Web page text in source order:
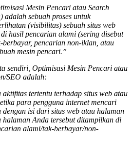
Mesin Pencari atau Search
adalah sebuah proses untuk
(visibilitas) sebuah situs web
hasil pencarian alami (sering disebut
berbayar, pencarian non-iklan, atau
mesin pencari.”
sendiri, Optimisasi Mesin Pencari atau
SEO adalah:
aktifitas tertentu terhadap situs web atau
para pengguna internet mencari
dengan isi dari situs web atau halaman
halaman Anda tersebut ditampilkan di
alami/tak-berbayar/non-